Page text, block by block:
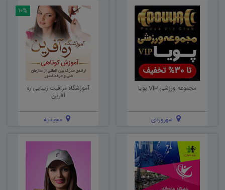
مجموعه ورزشی VIP پویا
سهروردی
آموزشگاه مراقبت زیبایی ره
آفرین
۱۰%
مجیدیه